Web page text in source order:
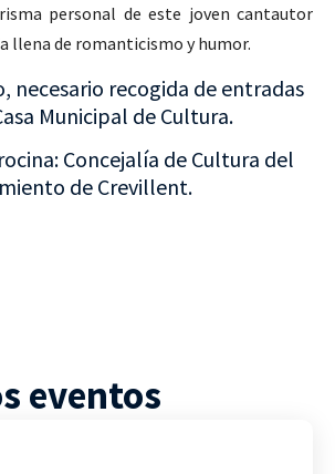
personal de este joven cantautor
llena de romanticismo y humor.
necesario recogida de entradas
Municipal de Cultura.
Concejalía de Cultura del
de Crevillent.
eventos